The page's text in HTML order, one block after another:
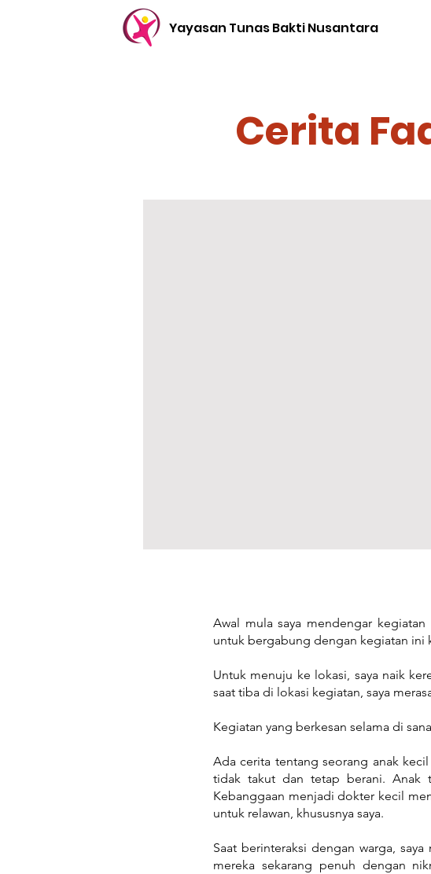
Yayasan Tunas Bakti Nusantara
Cerita
Awal mula saya mendengar
untuk bergabung dengan kegiatan ini
Untuk menuju ke lokasi, saya naik
saat tiba di lokasi kegiatan, saya
Kegiatan yang berkesan selama di
Ada cerita tentang seorang anak
tidak takut dan tetap berani. Anak
Kebanggaan menjadi dokter kecil
untuk relawan, khususnya saya.
Saat berinteraksi dengan warga,
mereka sekarang penuh dengan